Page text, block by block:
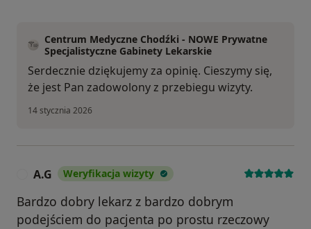
Centrum Medyczne Chodźki - NOWE Prywatne
Specjalistyczne Gabinety Lekarskie
Serdecznie dziękujemy za opinię. Cieszymy się,
że jest Pan zadowolony z przebiegu wizyty.
14 stycznia 2026
A.G Weryfikacja wizyty
Bardzo dobry lekarz z bardzo dobrym
podejściem do pacjenta po prostu rzeczowy